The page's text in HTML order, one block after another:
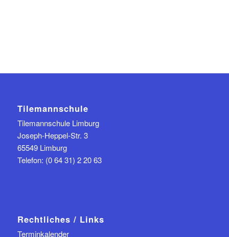
Tilemannschule
Tilemannschule Limburg
Joseph-Heppel-Str. 3
65549 Limburg
Telefon: (0 64 31) 2 20 63
Rechtliches / Links
Terminkalender